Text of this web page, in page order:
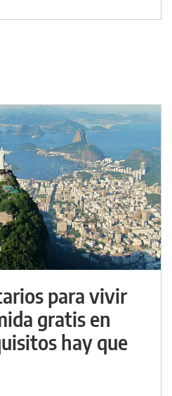
para vivir
gratis en
hay que